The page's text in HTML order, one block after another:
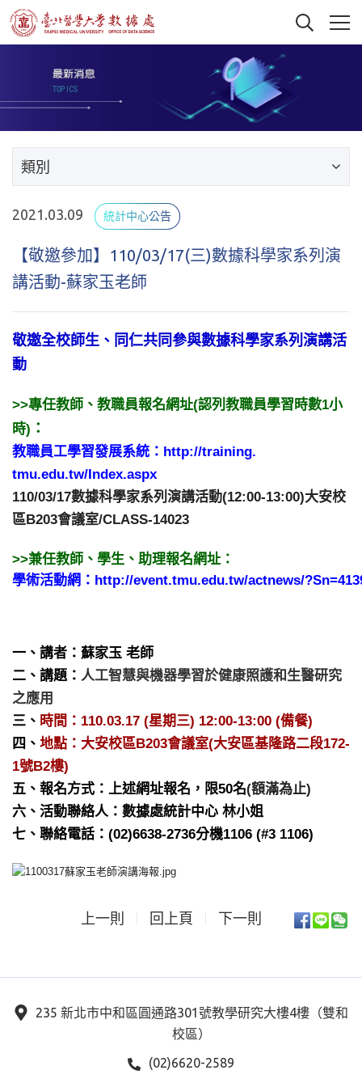
類別
2021.03.09 統計中心公告
【敬邀參加】110/03/17(三)數據科學家系列演
講活動-蘇家玉老師
敬邀全校師生、同仁共同參與數據科學家系列演講活
動
>>專任教師、教職員報名網址(認列教職員學習時數1小
時) ：
教職員工學習發展系統： http://training.
tmu.edu.tw/Index.aspx
110/03/17數據科學家系列演講活動(12:00-13:00)大安校
區B203會議室/CLASS-14023
>>兼任教師、學生、助理報名網址：
學術活動網： http://event.tmu.edu.tw/actnews/
一、講者：蘇家玉 老師
二、講題： 人工智慧與機器學習於健康照護和生醫研究
之應用
三、 時間：110.03.17 (星期三) 12:00-13:00 (備餐)
四、 地點：大安校區B203會議室(大安區基隆路二段172-
1號B2樓)
五、報名方式：上述網址報名 ， 限50名(額滿為止)
六、活動聯絡人：數據處統計中心 林小姐
七、聯絡電話：(02)6638-2736分機1106 (#3 1106)
上一則 回上頁 下一則
235 新北市中和區圓通路301號教學研究大樓4樓（雙和
校區）
(02)6620-2589